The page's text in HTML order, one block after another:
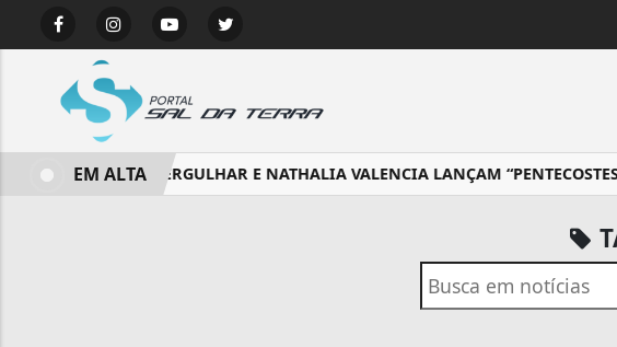
MINISTÉRIO MERGULHAR E NATHALIA VALENCIA LANÇAM
EM ALTA